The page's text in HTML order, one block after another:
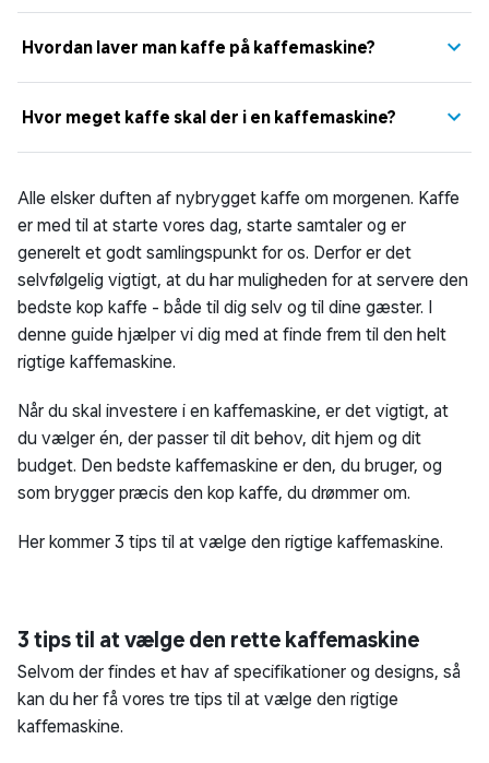
Hvordan laver man kaffe på kaffemaskine?
Hvor meget kaffe skal der i en kaffemaskine?
Alle elsker duften af nybrygget kaffe om morgenen. Kaffe
er med til at starte vores dag, starte samtaler og er
generelt et godt samlingspunkt for os. Derfor er det
selvfølgelig vigtigt, at du har muligheden for at servere den
bedste kop kaffe - både til dig selv og til dine gæster. I
denne guide hjælper vi dig med at finde frem til den helt
rigtige kaffemaskine.
Når du skal investere i en kaffemaskine, er det vigtigt, at
du vælger én, der passer til dit behov, dit hjem og dit
budget. Den bedste kaffemaskine er den, du bruger, og
som brygger præcis den kop kaffe, du drømmer om.
Her kommer 3 tips til at vælge den rigtige kaffemaskine.
3 tips til at vælge den rette kaffemaskine
Selvom der findes et hav af specifikationer og designs, så
kan du her få vores tre tips til at vælge den rigtige
kaffemaskine.